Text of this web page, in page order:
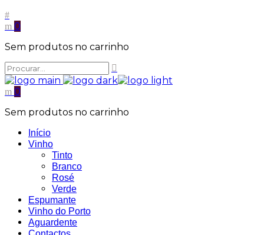
0
Sem produtos no carrinho
0
Sem produtos no carrinho
Início
Vinho
Tinto
Branco
Rosé
Verde
Espumante
Vinho do Porto
Aguardente